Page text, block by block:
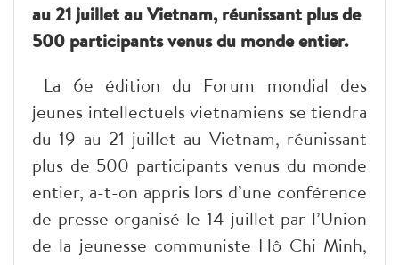
au 21 juillet au Vietnam, réunissant plus de
500 participants venus du monde entier.
La 6e édition du Forum mondial des
jeunes intellectuels vietnamiens se tiendra
du 19 au 21 juillet au Vietnam, réunissant
plus de 500 participants venus du monde
entier, a-t-on appris lors d’une conférence
de presse organisé le 14 juillet par l’Union
de la jeunesse communiste Hô Chi Minh,